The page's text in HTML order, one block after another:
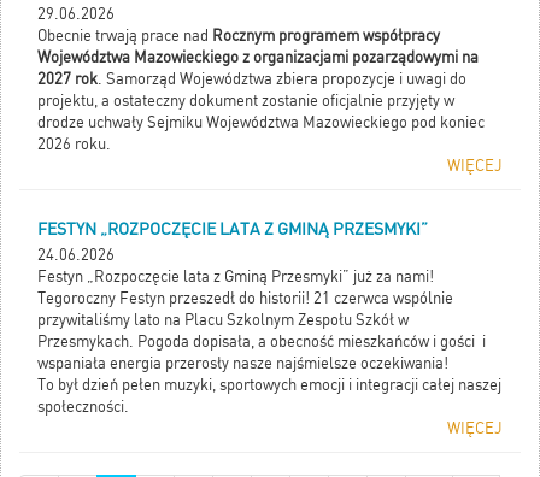
29.06.2026
Obecnie trwają prace nad Rocznym programem współpracy
Województwa Mazowieckiego z organizacjami pozarządowymi na
2027 rok. Samorząd Województwa zbiera propozycje i uwagi do
projektu, a ostateczny dokument zostanie oficjalnie przyjęty w
drodze uchwały Sejmiku Województwa Mazowieckiego pod koniec
2026 roku.
WIĘCEJ
FESTYN „ROZPOCZĘCIE LATA Z GMINĄ PRZESMYKI”
24.06.2026
Festyn „Rozpoczęcie lata z Gminą Przesmyki” już za nami!
Tegoroczny Festyn przeszedł do historii! 21 czerwca wspólnie
przywitaliśmy lato na Placu Szkolnym Zespołu Szkół w
Przesmykach. Pogoda dopisała, a obecność mieszkańców i gości i
wspaniała energia przerosły nasze najśmielsze oczekiwania!
To był dzień pełen muzyki, sportowych emocji i integracji całej naszej
społeczności.
WIĘCEJ